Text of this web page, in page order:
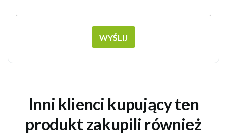
WYŚLIJ
Inni klienci kupujący ten
produkt zakupili również